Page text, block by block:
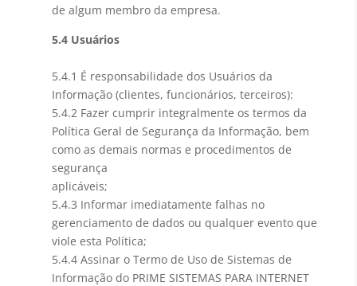
de algum membro da empresa.
5.4 Usuários
5.4.1 É responsabilidade dos Usuários da
Informação (clientes, funcionários, terceiros):
5.4.2 Fazer cumprir integralmente os termos da
Política Geral de Segurança da Informação, bem
como as demais normas e procedimentos de
segurança
aplicáveis;
5.4.3 Informar imediatamente falhas no
gerenciamento de dados ou qualquer evento que
viole esta Política;
5.4.4 Assinar o Termo de Uso de Sistemas de
Informação do PRIME SISTEMAS PARA INTERNET